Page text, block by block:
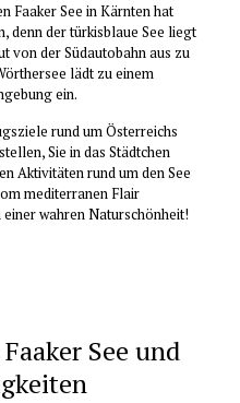
Faaker See in Kärnten hat
denn der türkisblaue See liegt
von der Südautobahn aus zu
lädt zu einem
ein.
rund um Österreichs
Sie in das Städtchen
Aktivitäten rund um den See
mediterranen Flair
einer wahren Naturschönheit!
See und